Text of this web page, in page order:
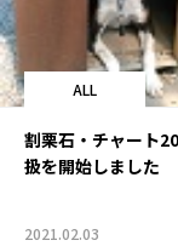
ALL
割栗石・チャート
扱を開始しました
2021.02.03